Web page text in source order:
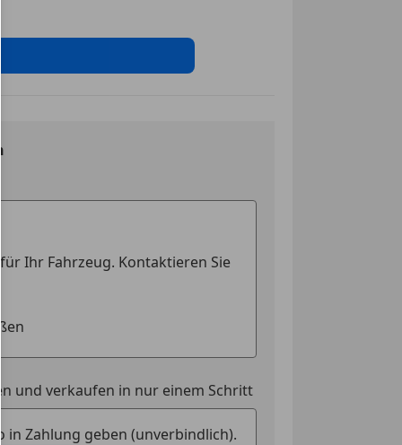
und verkaufen in nur einem Schritt
in Zahlung geben (unverbindlich).